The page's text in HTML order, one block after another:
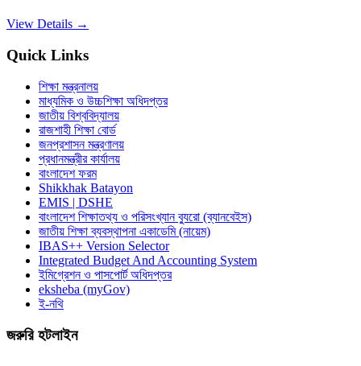
View Details →
Quick Links
শিক্ষা মন্ত্রনালয়
মাধ্যমিক ও উচ্চশিক্ষা অধিদপ্তর
জাতীয় বিশ্ববিদ্যালয়
রাজশাহী শিক্ষা বোর্ড
জনপ্রশাসন মন্ত্রণালয়
প্রধানমন্ত্রীর কার্যালয়
বাংলাদেশ ফরম
Shikkhak Batayon
EMIS | DSHE
বাংলাদেশ শিক্ষাতথ্য ও পরিসংখ্যান ব্যুরো (ব্যানবেইস)
জাতীয় শিক্ষা ব্যবস্থাপনা একাডেমি (নায়েম)
IBAS++ Version Selector
Integrated Budget And Accounting System
ইমিগ্রেশন ও পাসপোর্ট অধিদপ্তর
eksheba (myGov)
ই-নথি
জরুরি হটলাইন